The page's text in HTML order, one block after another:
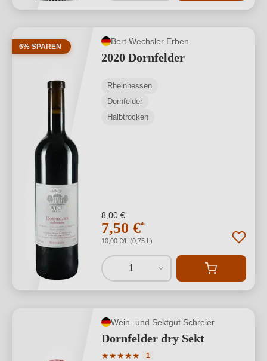
6% SPAREN
Bert Wechsler Erben
2020 Dornfelder
Rheinhessen
Dornfelder
Halbtrocken
8,00 €
7,50 €*
10,00 €/L (0,75 L)
1
Wein- und Sektgut Schreier
Dornfelder dry Sekt
★★★★★
Durchschnittliche Bewertung von 5
1